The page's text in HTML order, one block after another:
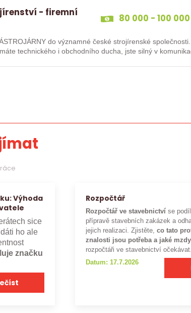
- firemní
80 000 - 100
do významné české strojírenské společnosti.
technického i obchodního ducha, jste silný v
Výhoda
sice
ho ale
značku
Rozpočtář
Rozpočtář ve stavebnictví se
přípravě stavebních zakázek a
jejich realizaci. Zjistěte,co tato
znalosti jsou potřeba a jaké mzdy
rozpočtáři ve stavebnictví očekávat.
Datum: 17.7.2026